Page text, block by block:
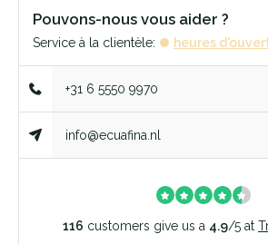
Pouvons-nous vous aider ?
Service à la clientèle: heures
+31 6 5550 9970
info@ecuafina.nl
116 customers give us a 4.9/5 at